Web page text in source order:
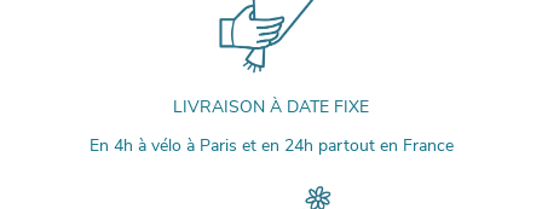
LIVRAISON À DATE FIXE
En 4h à vélo à Paris et en 24h partout en France